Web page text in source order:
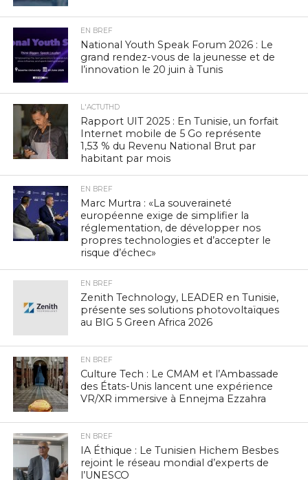
EN BREF
National Youth Speak Forum 2026 : Le
grand rendez-vous de la jeunesse et de
l’innovation le 20 juin à Tunis
L'ACTUTHD
Rapport UIT 2025 : En Tunisie, un forfait
Internet mobile de 5 Go représente
1,53 % du Revenu National Brut par
habitant par mois
EN BREF
Marc Murtra : «La souveraineté
européenne exige de simplifier la
réglementation, de développer nos
propres technologies et d’accepter le
risque d’échec»
EN BREF
Zenith Technology, LEADER en Tunisie,
présente ses solutions photovoltaïques
au BIG 5 Green Africa 2026
EN BREF
Culture Tech : Le CMAM et l’Ambassade
des États-Unis lancent une expérience
VR/XR immersive à Ennejma Ezzahra
EN BREF
IA Éthique : Le Tunisien Hichem Besbes
rejoint le réseau mondial d’experts de
l’UNESCO